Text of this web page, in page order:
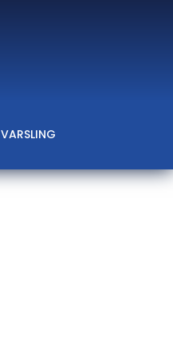
VARSLING